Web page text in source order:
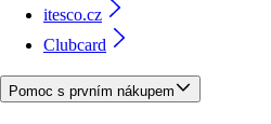
itesco.cz
Clubcard
Pomoc s prvním nákupem